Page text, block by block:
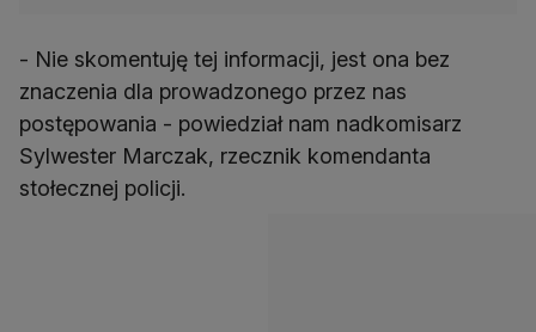
- Nie skomentuję tej informacji, jest ona bez
znaczenia dla prowadzonego przez nas
postępowania - powiedział nam nadkomisarz
Sylwester Marczak, rzecznik komendanta
stołecznej policji.